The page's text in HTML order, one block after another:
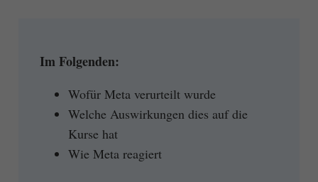
Im Folgenden:
Wofür Meta verurteilt wurde
Welche Auswirkungen dies auf die
Kurse hat
Wie Meta reagiert